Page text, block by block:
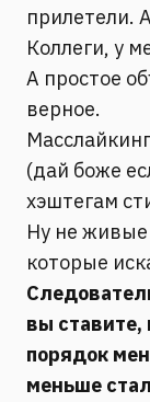
прилетели.
Коллеги, у
А простое
верное.
(дай боже
хэштегам
Ну не
которые
вы ставите,
порядок
меньше